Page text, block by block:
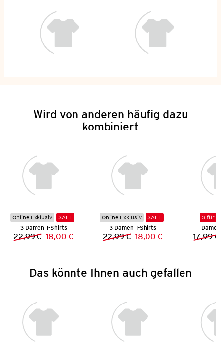
Wird von anderen häufig dazu
kombiniert
Online Exklusiv
SALE
3 Damen T-Shirts
Vorheriger Preis:
22,99 € Neuer Preis:
18,00 €
Online Exklusiv
SALE
3 Damen T-Shirts
Vorheriger Preis:
22,99 € Neuer Preis:
18,00 €
3 für 2
17,99 €
Das könnte Ihnen auch gefallen